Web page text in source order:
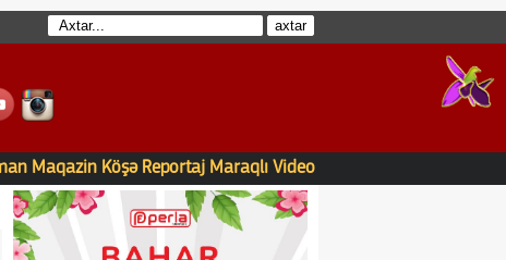
Maqazin Köşə Reportaj Maraqlı Video